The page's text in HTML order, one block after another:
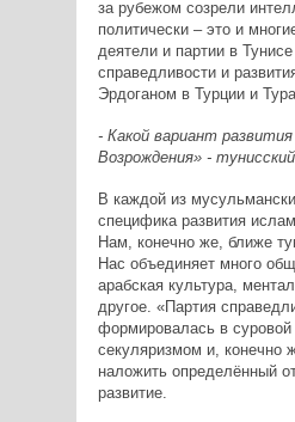
за рубежом созрели
политически – это и
деятели и партии в
справедливости и
Эрдоганом в Турции и
- Какой вариант
Возрождения» -
В каждой из
специфика развития
Нам, конечно же, ближе
Нас объединяет много
арабская культура,
другое. «Партия
формировалась в суровой
секуляризмом и, конечно
наложить определённый
развитие.